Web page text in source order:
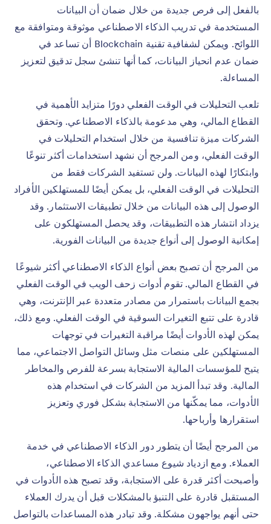
بالفعل إلى فرص جديدة من خلال ضمان أن البيانات
المستخدمة في تدريب الذكاء الاصطناعي موثوقة ومتوافقة مع
اللوائح. ويمكن لشفافية تقنية Blockchain أن تساعد في
ضمان عدم انحياز البيانات، كما أنها تنشئ سجل تدقيق لتعزيز
المساءلة.
تلعب التحليلات في الوقت الفعلي دورًا متزايد الأهمية في
القطاع المالي، وهي مدعومة بالذكاء الاصطناعي. وتحقق
الشركات ميزة تنافسية من خلال استخدام التحليلات في
الوقت الفعلي، ومن المرجح أن نشهد استخدامات أكثر تنوعًا
وابتكارًا لهذه البيانات. ولن تستفيد الشركات فقط من
التحليلات في الوقت الفعلي، بل يمكن أيضًا للمستهلكين الأفراد
الوصول إلى هذه البيانات من خلال تطبيقات الاستثمار. وقد
يزداد انتشار هذه التطبيقات، وقد يحصل المستهلكون على
إمكانية الوصول إلى أنواع جديدة من البيانات الفورية.
من المرجح أن تصبح بعض أنواع الذكاء الاصطناعي أكثر شيوعًا
في القطاع المالي. تقوم أدوات زحف الويب في الوقت الفعلي
بجمع البيانات باستمرار من مصادر متعددة عبر الإنترنت، وهي
قادرة على تتبع التغيرات السوقية في الوقت الفعلي. ومع ذلك،
يمكن لهذه الأدوات أيضًا مراقبة التغيرات في توجهات
المستهلكين على منصات مثل وسائل التواصل الاجتماعي، مما
يتيح للمؤسسات المالية الاستجابة بسرعة للفرص والمخاطر
المالية. وقد تبدأ المزيد من الشركات في استخدام هذه
الأدوات، مما يمكّنها من الاستجابة بشكل فوري وتعزيز
استقرارها وأرباحها.
من المرجح أيضًا أن يتطور دور الذكاء الاصطناعي في خدمة
العملاء. ومع ازدياد شيوع مساعدي الذكاء الاصطناعي،
وأصبحت أكثر قدرة على الاستجابة، وقد تصبح هذه الأدوات في
المستقبل قادرة على التنبؤ بالمشكلات قبل أن يدرك العملاء
حتى أنهم يواجهون مشكلة. وقد تبادر هذه المساعدات بالتواصل